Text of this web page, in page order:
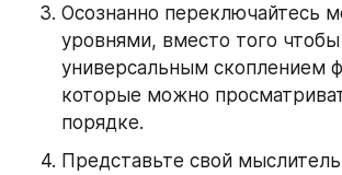
Осознанно переключайтесь
уровнями, вместо того
универсальным скоплением
которые можно
порядке.
Представьте свой